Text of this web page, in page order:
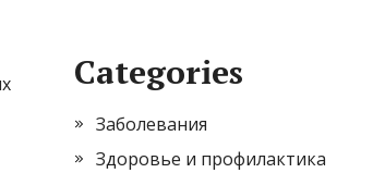
Categories
Заболевания
Здоровье и профилактика